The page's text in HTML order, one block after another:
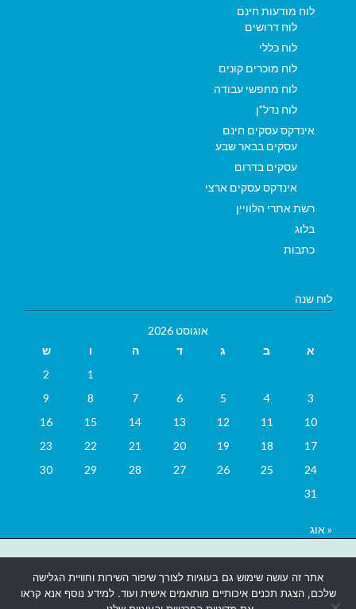
לוח מודעות חינם
לוח דרושים
לוח כללי
לוח מוכרים קונים
לוח מחפשי עבודה
לוח נדל"ן
אינדקס עסקים חינם
עסקים בבאר שבע
עסקים בדרום
אינדקס עסקים ארצי
רשת אתרי הלוויין
בלוג
כתבות
לוח שנה
אוגוסט 2026
א
ב ג ד ה ו
ש
1
2
3
4
5
6
7
8
9
10
11
12
13
14
15
16
17
18
19
20
21
22
23
24
25
26
27
28
29
30
31
« אוג
אתרים בבאר שבע|
אתר זה עושה שימוש גם בעוגיות לצורך שיפור השירות וחוויית הגלישה
שלכם, הצגת תכנים איכותיים מותאמים אישית ועוד. למידע נוסף אנא קראו